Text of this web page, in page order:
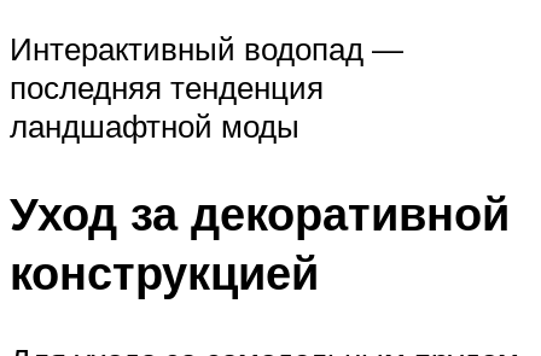
Интерактивный водопад —
последняя тенденция
ландшафтной моды
Уход за декоративной
конструкцией